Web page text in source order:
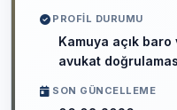
PROFIL DURUMU
Kamuya açık
avukat
SON GÜNCELLEME